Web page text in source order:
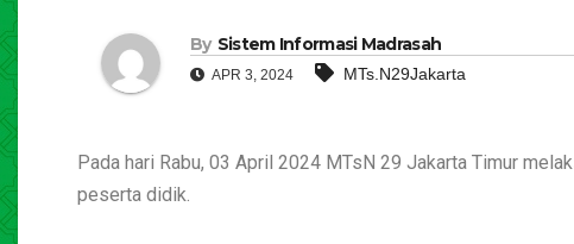
By Sistem Informasi Madrasah
APR 3, 2024 MTs.N29Jakarta
Pada hari Rabu, 03 April 2024 MTsN 29 Jakarta Timur
peserta didik.